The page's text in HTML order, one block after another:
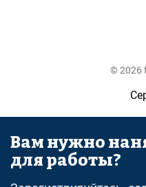
© 2026
Вам нужно
для работы?